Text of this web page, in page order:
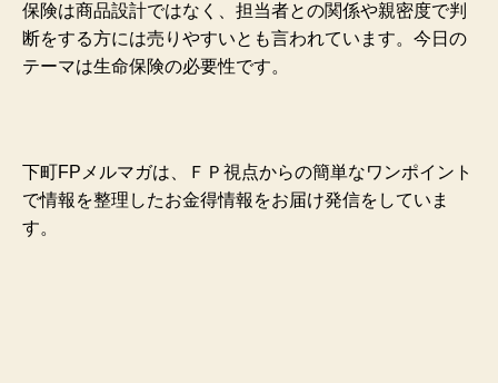
保険は商品設計ではなく、担当者との関係や親密度で判
断をする方には売りやすいとも言われています。 今日の
テーマは生命保険の必要性です。
下町FPメルマガは、ＦＰ視点からの簡単なワンポイント
で情報を整理したお金得情報をお届け発信をしていま
す。